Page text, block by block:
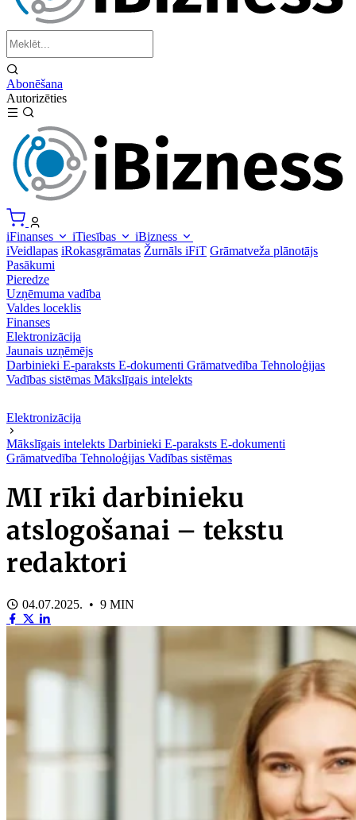
Abonēšana
Autorizēties
iFinanses iTiesības
iBizness
iVeidlapas iRokasgrāmatas Žurnāls iFiT Grāmatveža plānotājs
Pasākumi
Pieredze
Uzņēmuma vadība
Valdes loceklis
Finanses
Elektronizācija
Jaunais uzņēmējs
Darbinieki E-paraksts E-dokumenti Grāmatvedība Tehnoloģijas
Vadības sistēmas Mākslīgais intelekts
Elektronizācija
Mākslīgais intelekts Darbinieki E-paraksts E-dokumenti
Grāmatvedība Tehnoloģijas Vadības sistēmas
MI rīki darbinieku
atslogošanai – tekstu
redaktori
04.07.2025. • 9 MIN